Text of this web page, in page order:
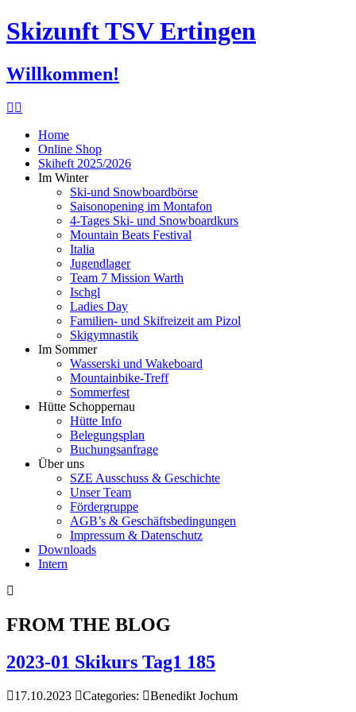
Skizunft TSV Ertingen
Willkommen!
Home
Online Shop
Skiheft 2025/2026
Im Winter
Ski-und Snowboardbörse
Saisonopening im Montafon
4-Tages Ski- und Snowboardkurs
Mountain Beats Festival
Italia
Jugendlager
Team 7 Mission Warth
Ischgl
Ladies Day
Familien- und Skifreizeit am Pizol
Skigymnastik
Im Sommer
Wasserski und Wakeboard
Mountainbike-Treff
Sommerfest
Hütte Schoppernau
Hütte Info
Belegungsplan
Buchungsanfrage
Über uns
SZE Ausschuss & Geschichte
Unser Team
Fördergruppe
AGB’s & Geschäftsbedingungen
Impressum & Datenschutz
Downloads
Intern
FROM THE BLOG
2023-01 Skikurs Tag1 185
17.10.2023 Categories: Benedikt Jochum